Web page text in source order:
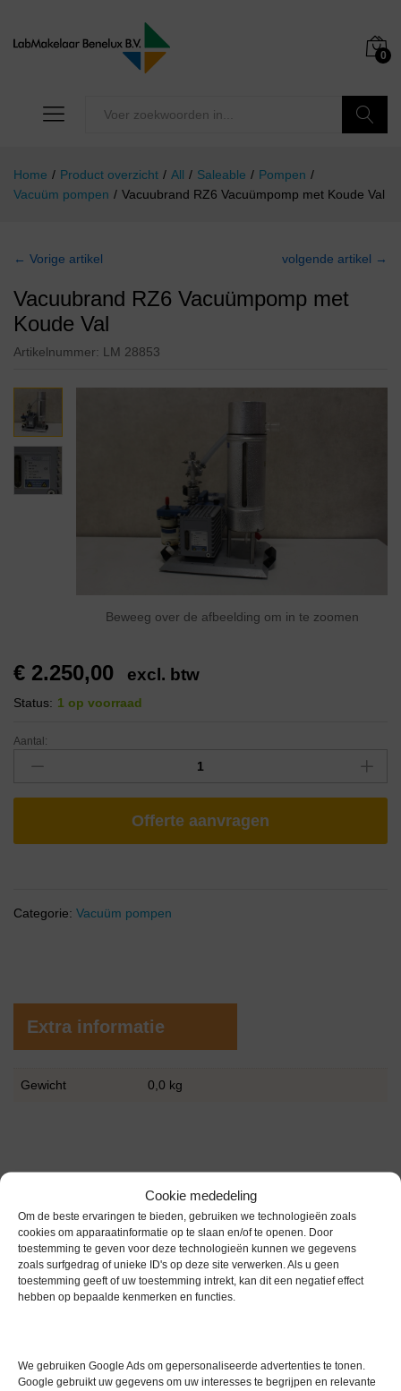
Cookie mededeling
Om de beste ervaringen te bieden, gebruiken we technologieën zoals
cookies om apparaatinformatie op te slaan en/of te openen. Door
toestemming te geven voor deze technologieën kunnen we gegevens
zoals surfgedrag of unieke ID's op deze site verwerken. Als u geen
toestemming geeft of uw toestemming intrekt, kan dit een negatief effect
hebben op bepaalde kenmerken en functies.
We gebruiken Google Ads om gepersonaliseerde advertenties te tonen.
Google gebruikt uw gegevens om uw interesses te begrijpen en relevante
0
Home / Product overzicht / All / Saleable / Pompen /
Vacuüm pompen / Vacuubrand RZ6 Vacuümpomp met Koude Val
← Vorige artikel volgende artikel →
Vacuubrand RZ6 Vacuümpomp met
Koude Val
Artikelnummer: LM 28853
Beweeg over de afbeelding om in te zoomen
€ 2.250,00 excl. btw
Status: 1 op voorraad
Aantal:
Offerte aanvragen
Categorie: Vacuüm pompen
Extra informatie
Gewicht 0,0 kg
Gerelateerde producten
Gereserveerd